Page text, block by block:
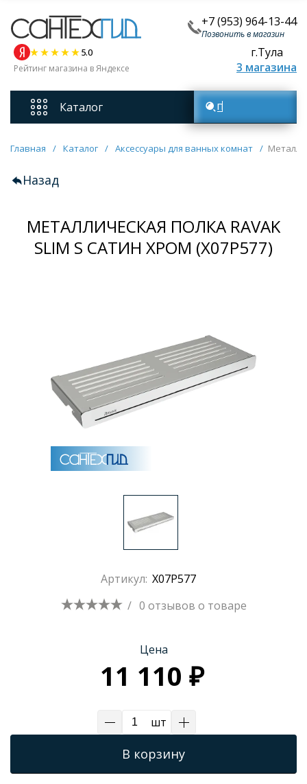
+7 (953) 964-13-44
Позвонить в магазин
5.0
Рейтинг магазина в Яндексе
г.Тула
3 магазина
Каталог
Смесители
Унитазы
Мебель для ванных комнат
Душевые кабины
Полотенцесушители
Аксессуары для ванных комнат
Душевые поддоны
Душевые уголки и ограждения
Поиск товаров
Главная / Каталог / Аксессуары для ванных комнат /
Назад
МЕТАЛЛИЧЕСКАЯ ПОЛКА RAVAK
SLIM S САТИН ХРОМ (X07P577)
Артикул: X07P577
/ 0 отзывов о товаре
Цена
11 110 ₽
шт
В корзину